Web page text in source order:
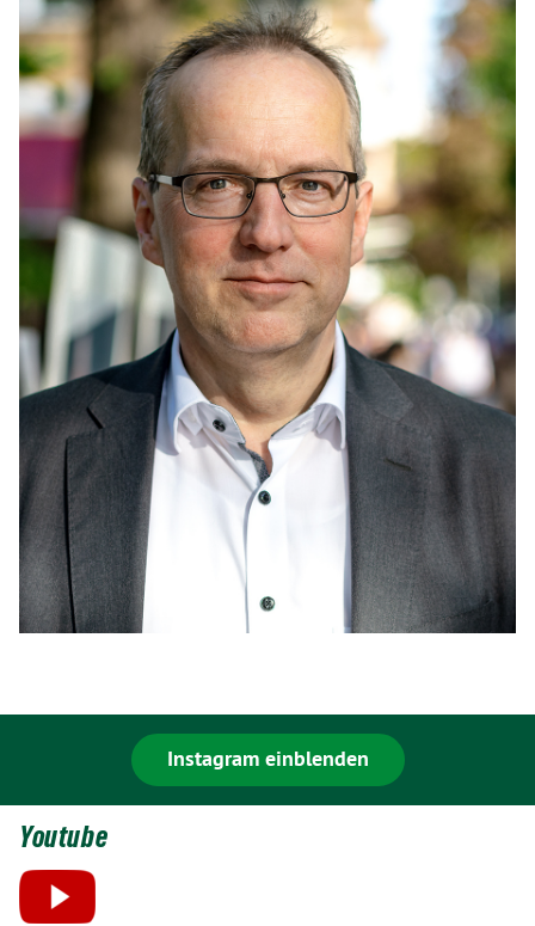
Instagram einblenden
Youtube